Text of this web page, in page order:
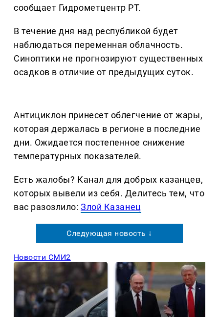
сообщает Гидрометцентр РТ.
В течение дня над республикой будет
наблюдаться переменная облачность.
Синоптики не прогнозируют существенных
осадков в отличие от предыдущих суток.
Антициклон принесет облегчение от жары,
которая держалась в регионе в последние
дни. Ожидается постепенное снижение
температурных показателей.
Есть жалобы? Канал для добрых казанцев,
которых вывели из себя. Делитеcь тем, что
вас разозлило:Злой Казанец
Следующая новость ↓
Новости СМИ2